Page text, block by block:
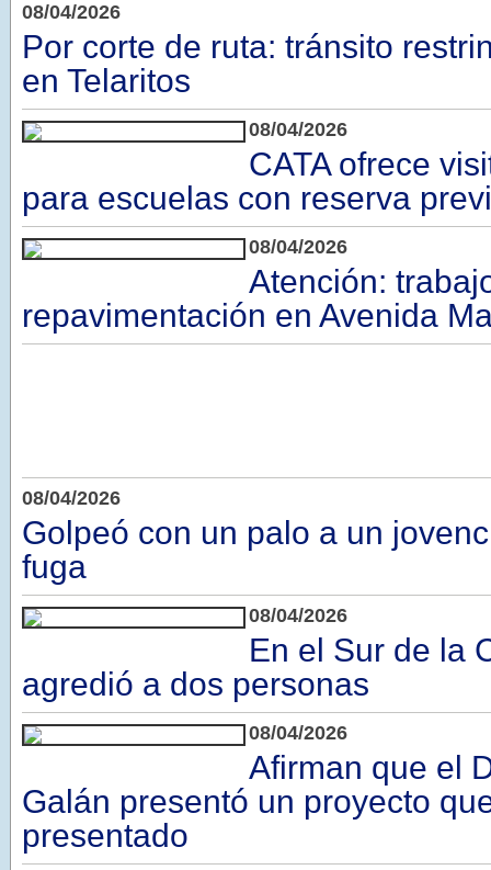
08/04/2026
Por corte de ruta: tránsito
en Telaritos
08/04/2026
CATA ofrece
para escuelas con reserva
08/04/2026
Atención:
repavimentación en Avenida
08/04/2026
Golpeó con un palo a un
fuga
08/04/2026
En el Sur de la
agredió a dos personas
08/04/2026
Afirman que el
Galán presentó un proyecto
presentado